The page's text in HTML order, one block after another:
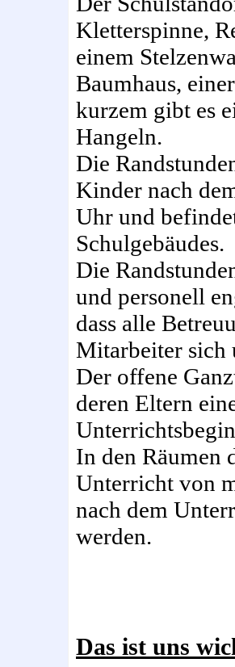
Kletterspinne,
einem
Baumhaus,
kurzem gibt es
Hangeln.
Die
Kinder nach
Uhr und
Schulgebäudes.
Die
und personell
dass alle
Mitarbeiter sich
Der offene
deren Eltern
In den Räumen
Unterricht von
nach dem
werden.
Das ist uns